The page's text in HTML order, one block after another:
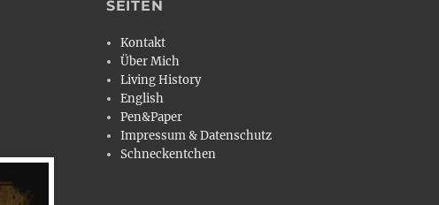
SEITEN
Kontakt
Über Mich
Living History
English
Pen&Paper
Impressum & Datenschutz
Schneckentchen